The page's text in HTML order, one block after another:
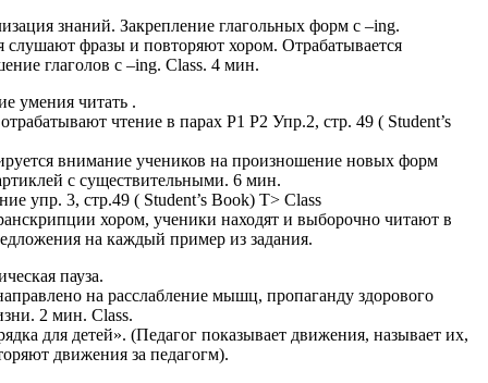
знаний. Закрепление глагольных форм с –ing.
слушают фразы и повторяют хором. Отрабатывается
глаголов с –ing. Class. 4 мин.
умения читать .
чтение в парах P1 P2 Упр.2, стр. 49 ( Student’s
внимание учеников на произношение новых форм
с существительными. 6 мин.
упр. 3, стр.49 ( Student’s Book) T> Class
хором, ученики находят и выборочно читают в
на каждый пример из задания.
пауза.
на расслабление мышц, пропаганду здорового
2 мин. Class.
для детей». (Педагог показывает движения, называет их,
движения за педагогм).